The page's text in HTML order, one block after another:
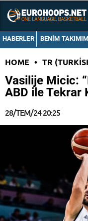
HABERLER BENIM TAKIMIM
HOME • TR
Vasilije Micic:
ABD ile Tekrar
28/TEM/24 20:25